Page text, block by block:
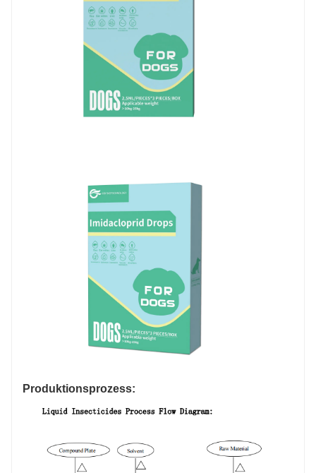
Produktionsprozess: